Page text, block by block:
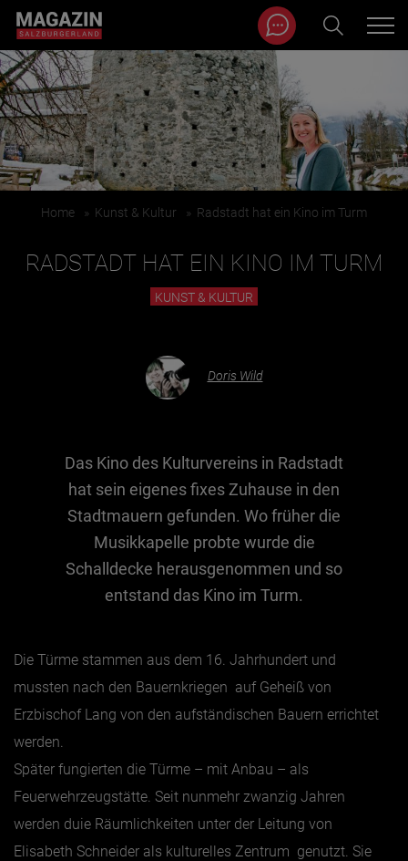
Zum Inhalt springen
BEITRÄGE IN MEINER NÄHE
Essen & Trinken
Outdoor & Sport
Gesundheit
Lifestyle
Hotel & Reise
Archiv
BEITRÄGE NACH MONAT
Magazin durchsuchen...
Home » Kunst & Kultur » Radstadt hat ein Kino im Turm
RADSTADT HAT EIN KINO IM TURM
KUNST & KULTUR
Doris Wild
Das Kino des Kulturvereins in Radstadt
hat sein eigenes fixes Zuhause in den
Stadtmauern gefunden. Wo früher die
Musikkapelle probte wurde die
Schalldecke herausgenommen und so
entstand das Kino im Turm.
Die Türme stammen aus dem 16. Jahrhundert und
mussten nach den Bauernkriegen auf Geheiß von
Erzbischof Lang von den aufständischen Bauern errichtet
werden.
Später fungierten die Türme – mit Anbau – als
Feuerwehrzeugstätte. Seit nunmehr zwanzig Jahren
werden duie Räumlichkeiten unter der Leitung von
Elisabeth Schneider als kulturelles Zentrum genutzt. Sie